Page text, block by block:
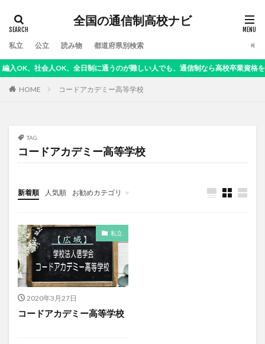
全国の通信制高校ナビ
私立 公立 読み物 都道府県別検索
、社会人OK、全日制に通うのが難しい人でも、通信制なら高校卒業資格を得ら
HOME コードアカデミー高等学校
TAG
コードアカデミー高等学校
新着順 人気順 お勧めカテゴリ
読み物
私立
2020年3月27日
コードアカデミー高等学校